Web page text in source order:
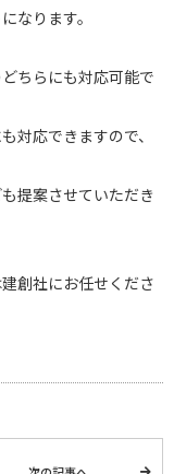
なります。
ちらにも対応可能で
対応できますので、
提案させていただき
創社にお任せくださ